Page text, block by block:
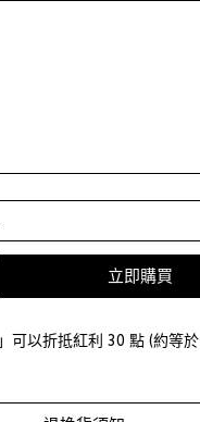
立即購買
可以折抵紅利 30 點 (約等於